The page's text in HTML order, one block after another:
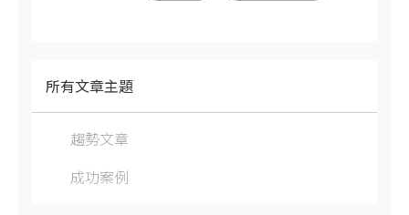
所有文章主題
趨勢文章
成功案例